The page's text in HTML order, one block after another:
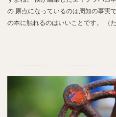
の 原点になっているのは周知の事実
の本に触れるのはいいことです。 （